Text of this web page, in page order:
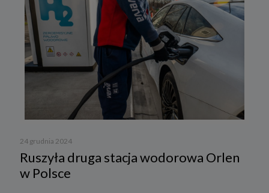
24 grudnia 2024
Ruszyła druga stacja wodorowa Orlen
w Polsce